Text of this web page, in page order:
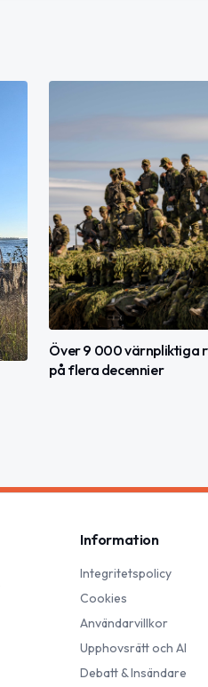
Över 9 000 värnpliktiga
på flera decennier
Information
Integritetspolicy
Cookies
Användarvillkor
Upphovsrätt och AI
Debatt & Insändare